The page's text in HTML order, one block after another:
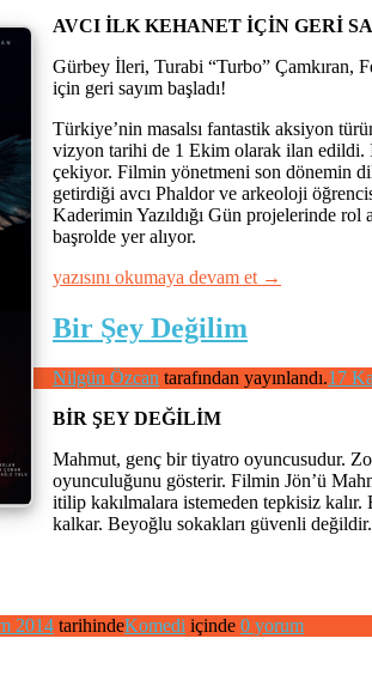
AVCI İLK KEHANET İÇİN GERİ
Gürbey İleri, Turabi “Turbo” Çamkıran,
için geri sayım başladı!
Türkiye’nin masalsı fantastik aksiyon
vizyon tarihi de 1 Ekim olarak ilan edildi.
çekiyor. Filmin yönetmeni son dönemin
getirdiği avcı Phaldor ve arkeoloji
Kaderimin Yazıldığı Gün projelerinde
başrolde yer alıyor.
“AVCI
KEHANET”
yazısını okumaya devam et →
Bir Şey Değilim
Nilgün Özcan tarafından yayınlandı.17
BİR ŞEY DEĞİLİM
Mahmut, genç bir tiyatro oyuncusudur.
oyunculuğunu gösterir. Filmin Jön’ü
itilip kakılmalara istemeden tepkisiz kalır.
kalkar. Beyoğlu sokakları güvenli değildir.
2014 tarihindeKomedi içinde 0 yorum